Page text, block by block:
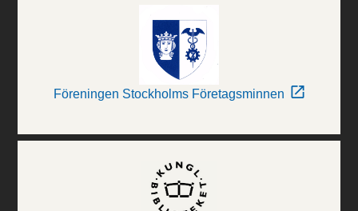
Föreningen Stockholms Företagsminnen